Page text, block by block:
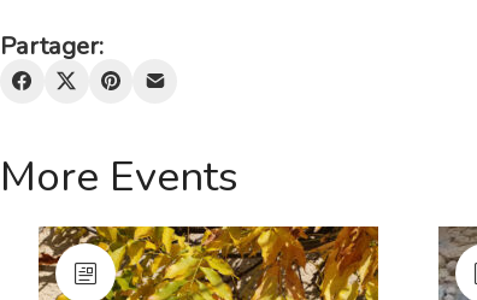
Partager:
More Events